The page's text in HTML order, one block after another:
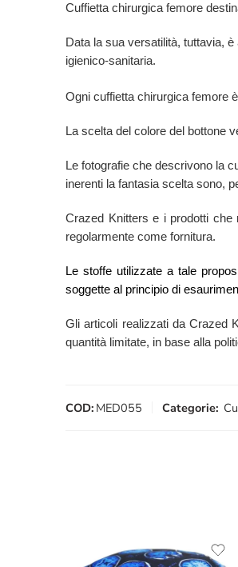
Cuffietta chirurgica femore
Data la sua versatilità, tuttavia,
igienico-sanitaria.
Ogni cuffietta chirurgica femore è
La scelta del colore del bottone
Le fotografie che descrivono la
inerenti la fantasia scelta sono,
Crazed Knitters e i prodotti che
regolarmente come fornitura.
Le stoffe utilizzate a tale
soggette al principio di
Gli articoli realizzati da Crazed
quantità limitate, in base alla
COD: MED055 Categorie: